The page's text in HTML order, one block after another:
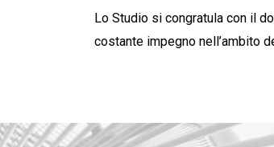
Lo Studio si congratula con il
costante impegno nell’ambito